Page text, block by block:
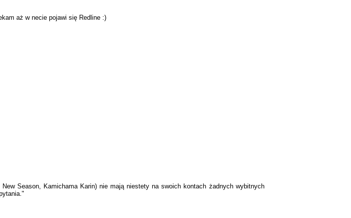
aż w necie pojawi się Redline :)
Season, Kamichama Karin) nie mają niestety na swoich kontach żadnych wybitnych